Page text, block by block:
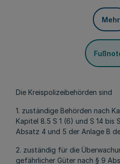
Mehr
Die Kreispolizeibehörden sind
1. zuständige Behörden nach
Kapitel 8.5 S 1 (6) und S 14 bis
Absatz 4 und 5 der Anlage B
2. zuständig für die
gefährlicher Güter nach § 9